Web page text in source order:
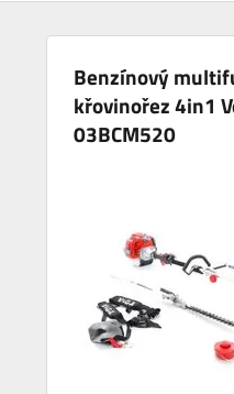
Benzínový
křovinořez 4in1
03BCM520